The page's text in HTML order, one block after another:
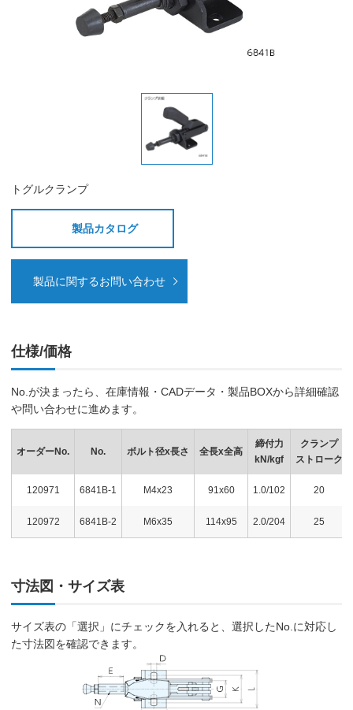
トグルクランプ
製品カタログ
製品に関するお問い合わせ
仕様/価格
No.が決まったら、在庫情報・CADデータ・製品BOXから詳細確認
や問い合わせに進めます。
オーダーNo. No. ボルト径x長さ 全長x全高
締付力
kN/kgf
クランプ
ストローク
120971 6841B-1 M4x23 91x60 1.0/102 20
120972 6841B-2 M6x35 114x95 2.0/204 25
寸法図・サイズ表
サイズ表の「選択」にチェックを入れると、選択したNo.に対応し
た寸法図を確認できます。